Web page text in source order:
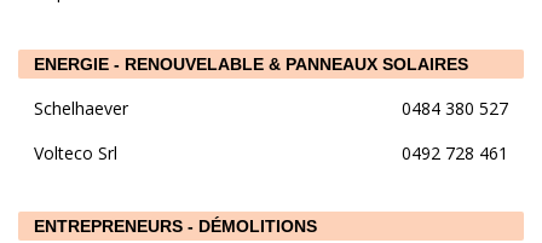
ENERGIE - RENOUVELABLE & PANNEAUX SOLAIRES
Schelhaever
0484 380 527
Volteco Srl
0492 728 461
ENTREPRENEURS - DÉMOLITIONS